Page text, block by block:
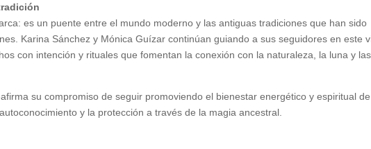
es un puente entre el mundo moderno y las antiguas tradiciones que han sido
Karina Sánchez y Mónica Guízar continúan guiando a sus seguidores en este
con intención y rituales que fomentan la conexión con la naturaleza, la luna y las
su compromiso de seguir promoviendo el bienestar energético y espiritual de
y la protección a través de la magia ancestral.